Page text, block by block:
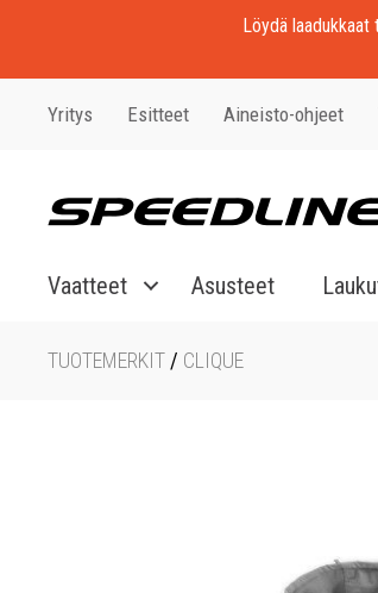
Löydä
Yritys Esitteet Aineisto-ohjeet
Vaatteet Asusteet
TUOTEMERKIT / CLIQUE